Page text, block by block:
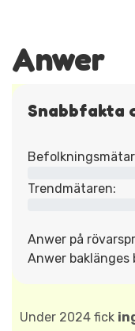
Anwer
Snabbfakta
Trendmätaren:
Anwer på
Anwer baklänges
Under 2024 fick